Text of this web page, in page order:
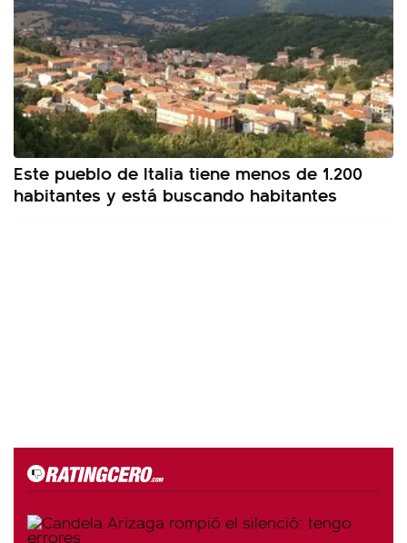
Este pueblo de Italia tiene menos de 1.200
habitantes y está buscando habitantes